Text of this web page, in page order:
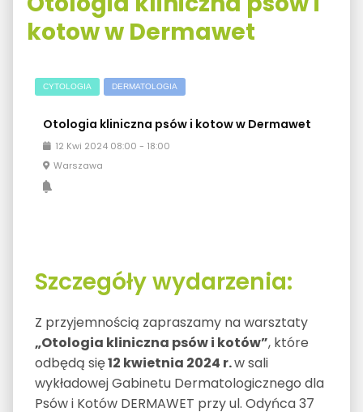
kotow w Dermawet
CYTOLOGIA DERMATOLOGIA
Otologia kliniczna psów i kotow w Dermawet
12 Kwi 2024 08:00 - 18:00
Warszawa
Szczegóły wydarzenia:
Z przyjemnością zapraszamy na warsztaty
„Otologia kliniczna psów i kotów”, które
odbędą się12 kwietnia 2024 r.w sali
wykładowej Gabinetu Dermatologicznego dla
Psów i Kotów DERMAWET przy ul. Odyńca 37